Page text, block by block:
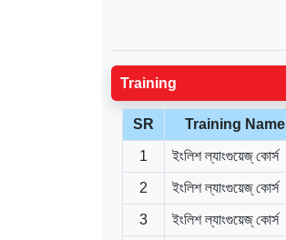
Training
SR Training Name
1 ইংলিশ ল্যাংগুয়েজ্ কোর্স
2 ইংলিশ ল্যাংগুয়েজ্ কোর্স
3 ইংলিশ ল্যাংগুয়েজ্ কোর্স